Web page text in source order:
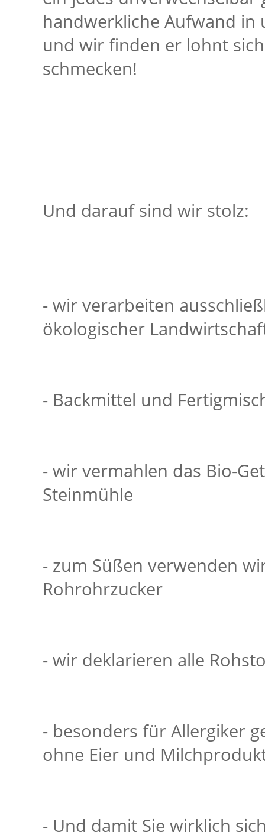
handwerkliche Aufwand in
und wir finden er lohnt
schmecken!
Und darauf sind wir stolz:
- wir verarbeiten
ökologischer
- Backmittel und
- wir vermahlen das Bio-
Steinmühle
- zum Süßen verwenden
Rohrohrzucker
- wir deklarieren alle
- besonders für Allergiker
ohne Eier und
- Und damit Sie wirklich